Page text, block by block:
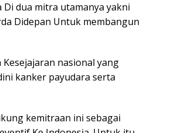
dua mitra utamanya yakni
Didepan Untuk membangun
nasional yang
kanker payudara serta
kemitraan ini sebagai